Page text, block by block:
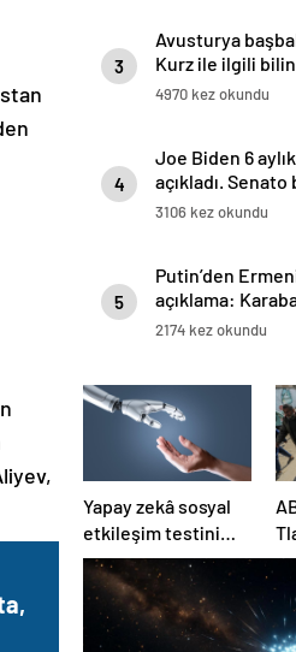
3
Avusturya
Kurz ile ilgili
4970 kez okundu
4
Joe Biden 6
açıkladı.
3106 kez okundu
5
Putin’den
açıklama:
Azerbaycan’ın
2174 kez okundu
Yapay zekâ sosyal
etkileşim testini
geçemedi